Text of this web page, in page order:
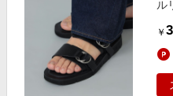
ル
￥